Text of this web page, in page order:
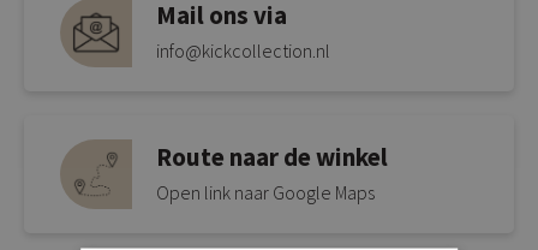
Mail ons via
info@kickcollection.nl
Route naar de winkel
Open link naar Google Maps